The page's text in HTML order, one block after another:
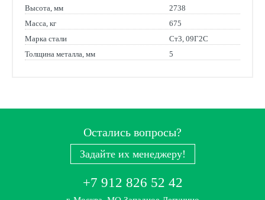
Высота, мм
2738
Масса, кг
675
Марка стали
Ст3, 09Г2С
Толщина металла, мм
5
Остались вопросы?
Задайте их менеджеру!
+7 912 826 52 42